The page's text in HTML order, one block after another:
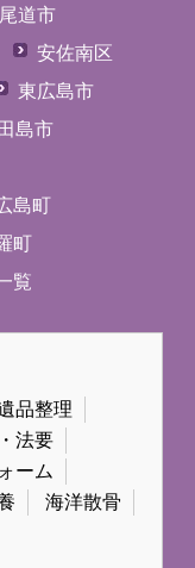
尾道市
安佐南区
東広島市
島市
島町
町
覧
品整理
法要
ーム
海洋散骨